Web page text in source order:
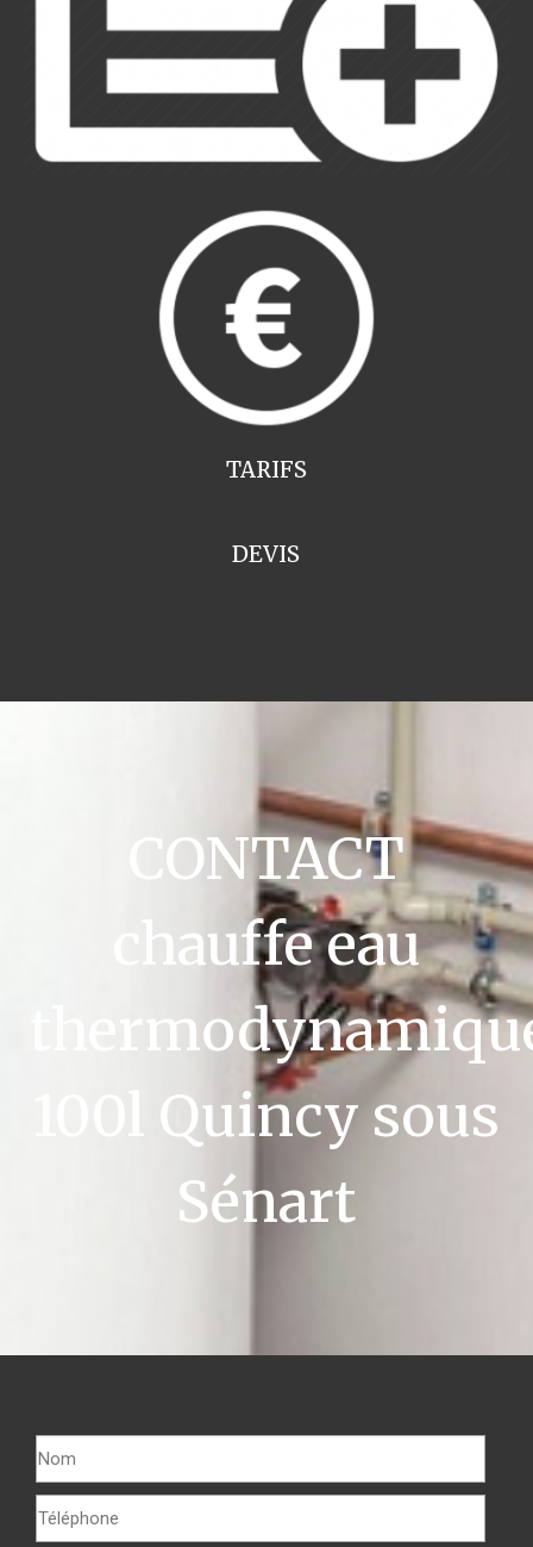
TARIFS
DEVIS
CONTACT
chauffe eau
100l Quincy sous
Sénart